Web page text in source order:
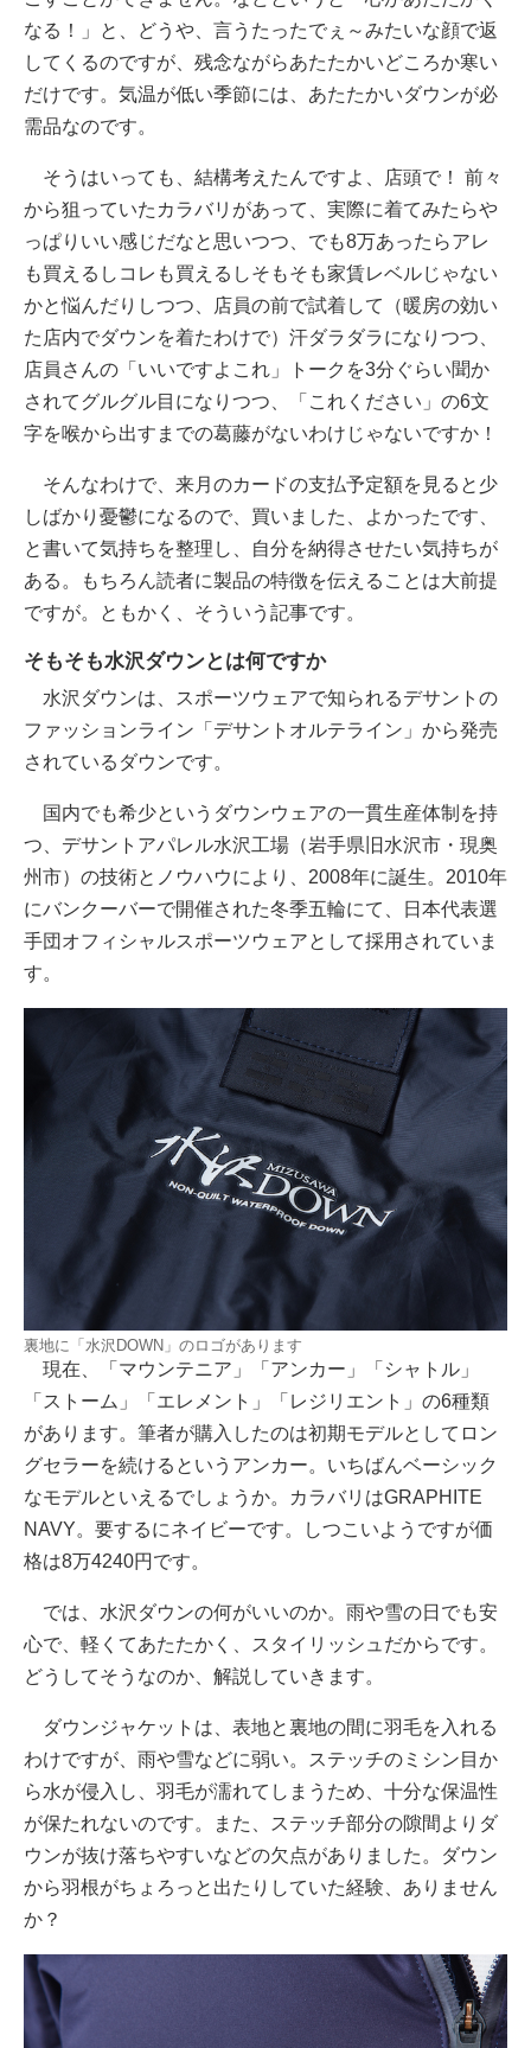
なる！」と、どうや、言うたったでぇ～みたいな顔で返
してくるのですが、残念ながらあたたかいどころか寒い
だけです。気温が低い季節には、あたたかいダウンが必
需品なのです。
そうはいっても、結構考えたんですよ、店頭で！ 前々
から狙っていたカラバリがあって、実際に着てみたらや
っぱりいい感じだなと思いつつ、でも8万あったらアレ
も買えるしコレも買えるしそもそも家賃レベルじゃない
かと悩んだりしつつ、店員の前で試着して（暖房の効い
た店内でダウンを着たわけで）汗ダラダラになりつつ、
店員さんの「いいですよこれ」トークを3分ぐらい聞か
されてグルグル目になりつつ、「これください」の6文
字を喉から出すまでの葛藤がないわけじゃないですか！
そんなわけで、来月のカードの支払予定額を見ると少
しばかり憂鬱になるので、買いました、よかったです、
と書いて気持ちを整理し、自分を納得させたい気持ちが
ある。もちろん読者に製品の特徴を伝えることは大前提
ですが。ともかく、そういう記事です。
そもそも水沢ダウンとは何ですか
水沢ダウンは、スポーツウェアで知られるデサントの
ファッションライン「デサントオルテライン」から発売
されているダウンです。
国内でも希少というダウンウェアの一貫生産体制を持
つ、デサントアパレル水沢工場（岩手県旧水沢市・現奥
州市）の技術とノウハウにより、2008年に誕生。2010年
にバンクーバーで開催された冬季五輪にて、日本代表選
手団オフィシャルスポーツウェアとして採用されていま
す。
裏地に「水沢DOWN」のロゴがあります
現在、「マウンテニア」「アンカー」「シャトル」
「ストーム」「エレメント」「レジリエント」の6種類
があります。筆者が購入したのは初期モデルとしてロン
グセラーを続けるというアンカー。いちばんベーシック
なモデルといえるでしょうか。カラバリはGRAPHITE
NAVY。要するにネイビーです。しつこいようですが価
格は8万4240円です。
では、水沢ダウンの何がいいのか。雨や雪の日でも安
心で、軽くてあたたかく、スタイリッシュだからです。
どうしてそうなのか、解説していきます。
ダウンジャケットは、表地と裏地の間に羽毛を入れる
わけですが、雨や雪などに弱い。ステッチのミシン目か
ら水が侵入し、羽毛が濡れてしまうため、十分な保温性
が保たれないのです。また、ステッチ部分の隙間よりダ
ウンが抜け落ちやすいなどの欠点がありました。ダウン
から羽根がちょろっと出たりしていた経験、ありません
か？